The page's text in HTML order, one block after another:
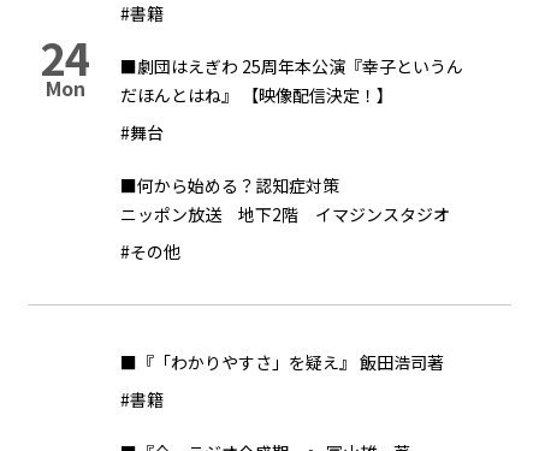
24
Mon
#書籍
■劇団はえぎわ 25周年本公演『幸子というん
だほんとはね』 【映像配信決定！】
#舞台
■何から始める？認知症対策
ニッポン放送 地下2階 イマジンスタジオ
#その他
■『「わかりやすさ」を疑え』 飯田浩司著
#書籍